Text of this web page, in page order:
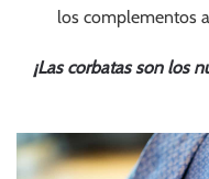
los complementos
¡Las corbatas son los